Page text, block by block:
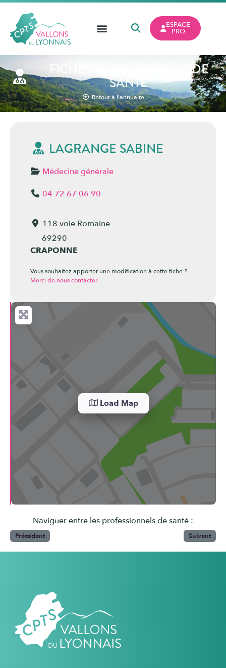
ESPACE
PRO
FICHE PROFESSIONNEL DE
SANTÉ
Retour à l'annuaire
LAGRANGE SABINE
Médecine générale
04 72 67 06 90
118 voie Romaine
69290
CRAPONNE
Vous souhaitez apporter une modification à cette fiche ?
Merci de nous contacter.
Load Map
Naviguer entre les professionnels de santé :
Précédent Suivant